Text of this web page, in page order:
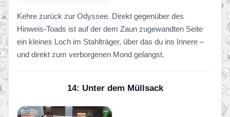
Kehre zurück zur Odyssee. Direkt gegenüber des
Hinweis-Toads ist auf der dem Zaun zugewandten Seite
ein kleines Loch im Stahlträger, über das du ins Innere –
und direkt zum verborgenen Mond gelangst.
14: Unter dem Müllsack